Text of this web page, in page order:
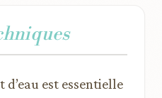
d’eau est essentielle